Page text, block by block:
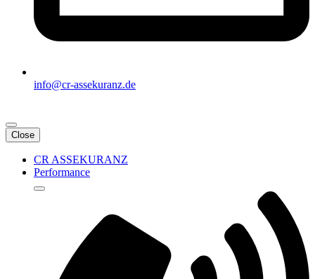
info@cr-assekuranz.de
Close
CR ASSEKURANZ
Performance